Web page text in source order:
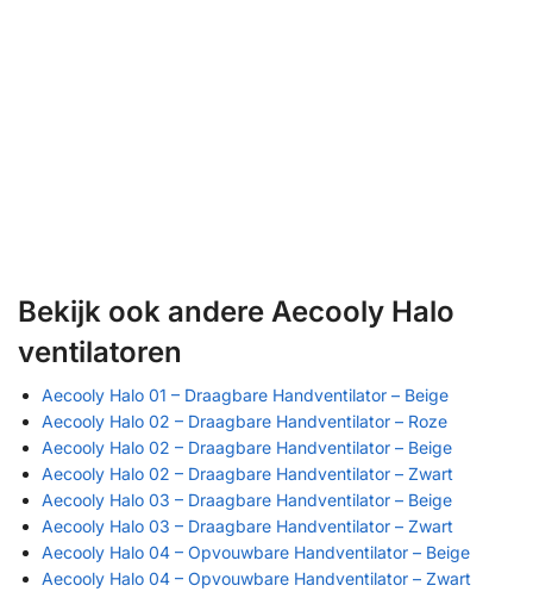
Bekijk ook andere Aecooly Halo
ventilatoren
Aecooly Halo 01 – Draagbare Handventilator – Beige
Aecooly Halo 02 – Draagbare Handventilator – Roze
Aecooly Halo 02 – Draagbare Handventilator – Beige
Aecooly Halo 02 – Draagbare Handventilator – Zwart
Aecooly Halo 03 – Draagbare Handventilator – Beige
Aecooly Halo 03 – Draagbare Handventilator – Zwart
Aecooly Halo 04 – Opvouwbare Handventilator – Beige
Aecooly Halo 04 – Opvouwbare Handventilator – Zwart